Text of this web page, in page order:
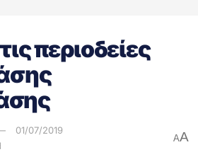
περιοδείες
01/07/2019
AA